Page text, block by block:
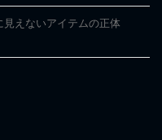
見えないアイテムの正体